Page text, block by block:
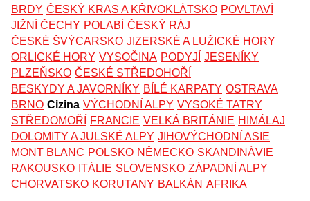
BRDY ČESKÝ KRAS A KŘIVOKLÁTSKO POVLTAVÍ
JIŽNÍ ČECHY POLABÍ ČESKÝ RÁJ
ČESKÉ ŠVÝCARSKO JIZERSKÉ A LUŽICKÉ HORY
ORLICKÉ HORY VYSOČINA PODYJÍ JESENÍKY
PLZEŇSKO ČESKÉ STŘEDOHOŘÍ
BESKYDY A JAVORNÍKY BÍLÉ KARPATY OSTRAVA
BRNO Cizina VÝCHODNÍ ALPY VYSOKÉ TATRY
STŘEDOMOŘÍ
FRANCIE VELKÁ BRITÁNIE HIMÁLAJ
DOLOMITY A JULSKÉ ALPY JIHOVÝCHODNÍ ASIE
MONT BLANC POLSKO NĚMECKO SKANDINÁVIE
RAKOUSKO ITÁLIE SLOVENSKO ZÁPADNÍ ALPY
CHORVATSKO KORUTANY BALKÁN AFRIKA